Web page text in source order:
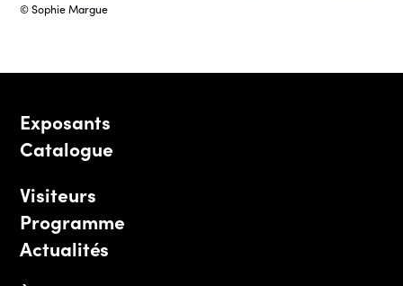
© Sophie Margue
Exposants
Catalogue
Visiteurs
Programme
Actualités